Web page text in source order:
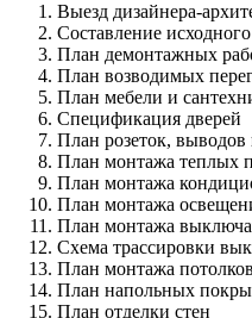
Выезд дизайнера-
Составление
План демонтажных
План возводимых
План мебели и
Спецификация дверей
План розеток, выводов
План монтажа теплых
План монтажа
План монтажа
План монтажа
Схема трассировки
План монтажа потолков
План напольных
План отделки стен